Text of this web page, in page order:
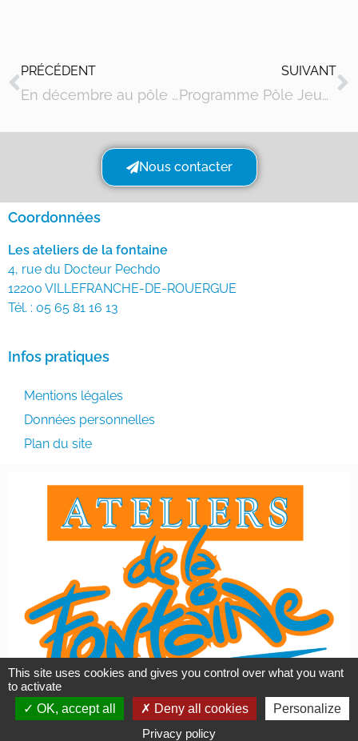
PRÉCÉDENT
En décembre au pôle numérique
SUIVANT
Programme Pôle Jeunesse Janvier Février 2025
Nous contacter
Coordonnées
Les ateliers de la fontaine
4, rue du Docteur Pechdo
12200 VILLEFRANCHE-DE-ROUERGUE
Tél. : 05 65 81 16 13
Infos pratiques
Mentions légales
Données personnelles
Plan du site
This site uses cookies and gives you control over what you want
to activate
OK, accept all
Deny all cookies
Personalize
Privacy policy